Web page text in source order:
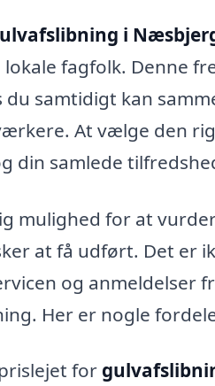
i
fagfolk. Denne
samtidigt kan
At vælge den
din samlede
mulighed for at
at få udført. Det er
og anmeldelser
Her er nogle
for